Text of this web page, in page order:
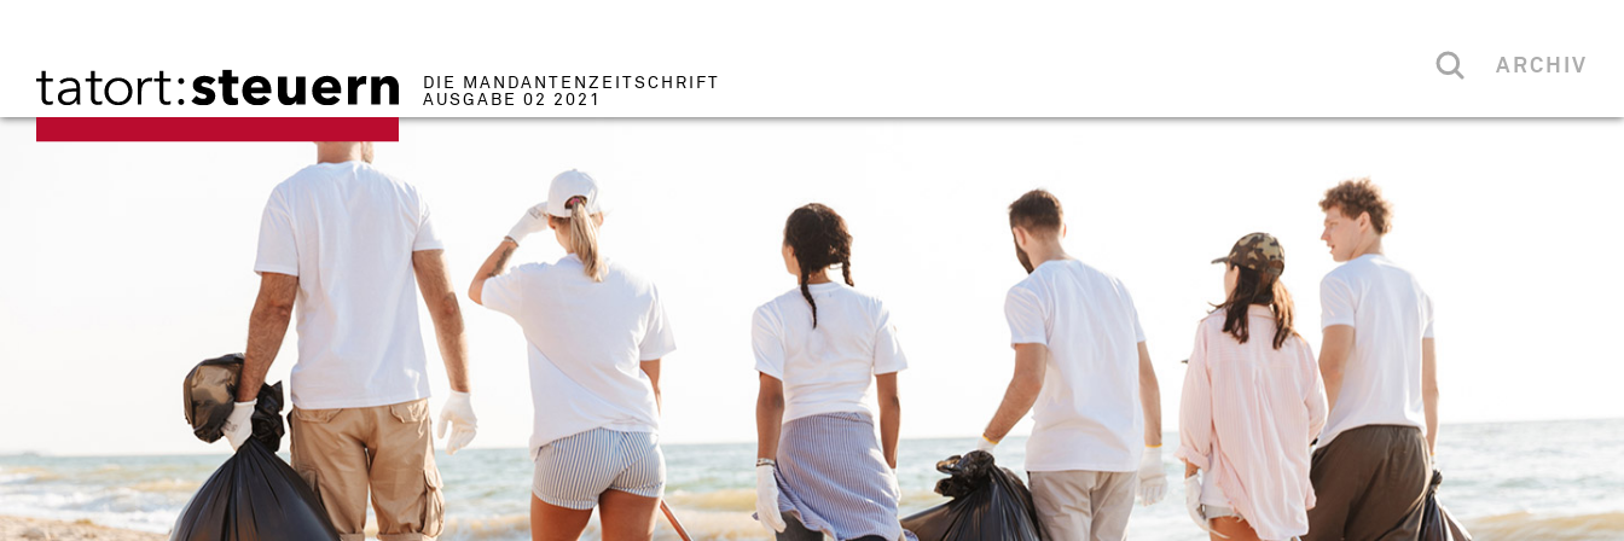
DIE MANDANTENZEITSCHRIFT
AUSGABE 02 2021
ARCHIV